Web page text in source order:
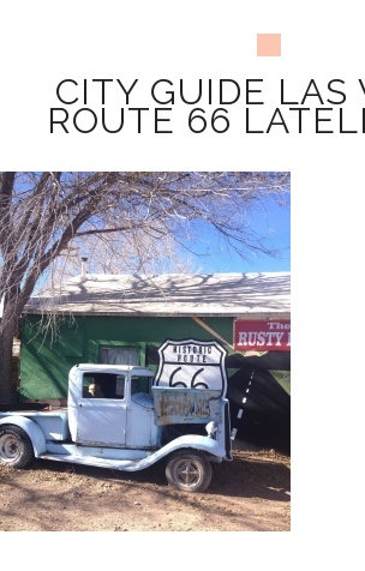
CITY GUIDE LAS
ROUTE 66